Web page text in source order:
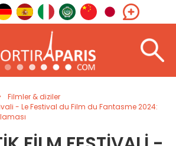
Filmler & diziler
- Le Festival du Film du Fantasme 2024: